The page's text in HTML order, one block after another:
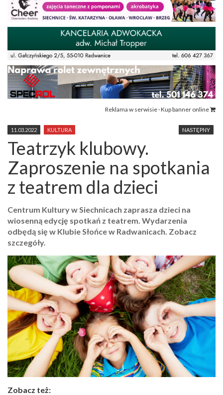
Reklama w serwisie · Kup banner online
NASTĘPNY
11.03.2022 KULTURA
Teatrzyk klubowy.
Zaproszenie na spotkania
z teatrem dla dzieci
Centrum Kultury w Siechnicach zaprasza dzieci na
wiosenną edycję spotkań z teatrem. Wydarzenia
odbędą się w Klubie Słońce w Radwanicach. Zobacz
szczegóły.
Zobacz też: